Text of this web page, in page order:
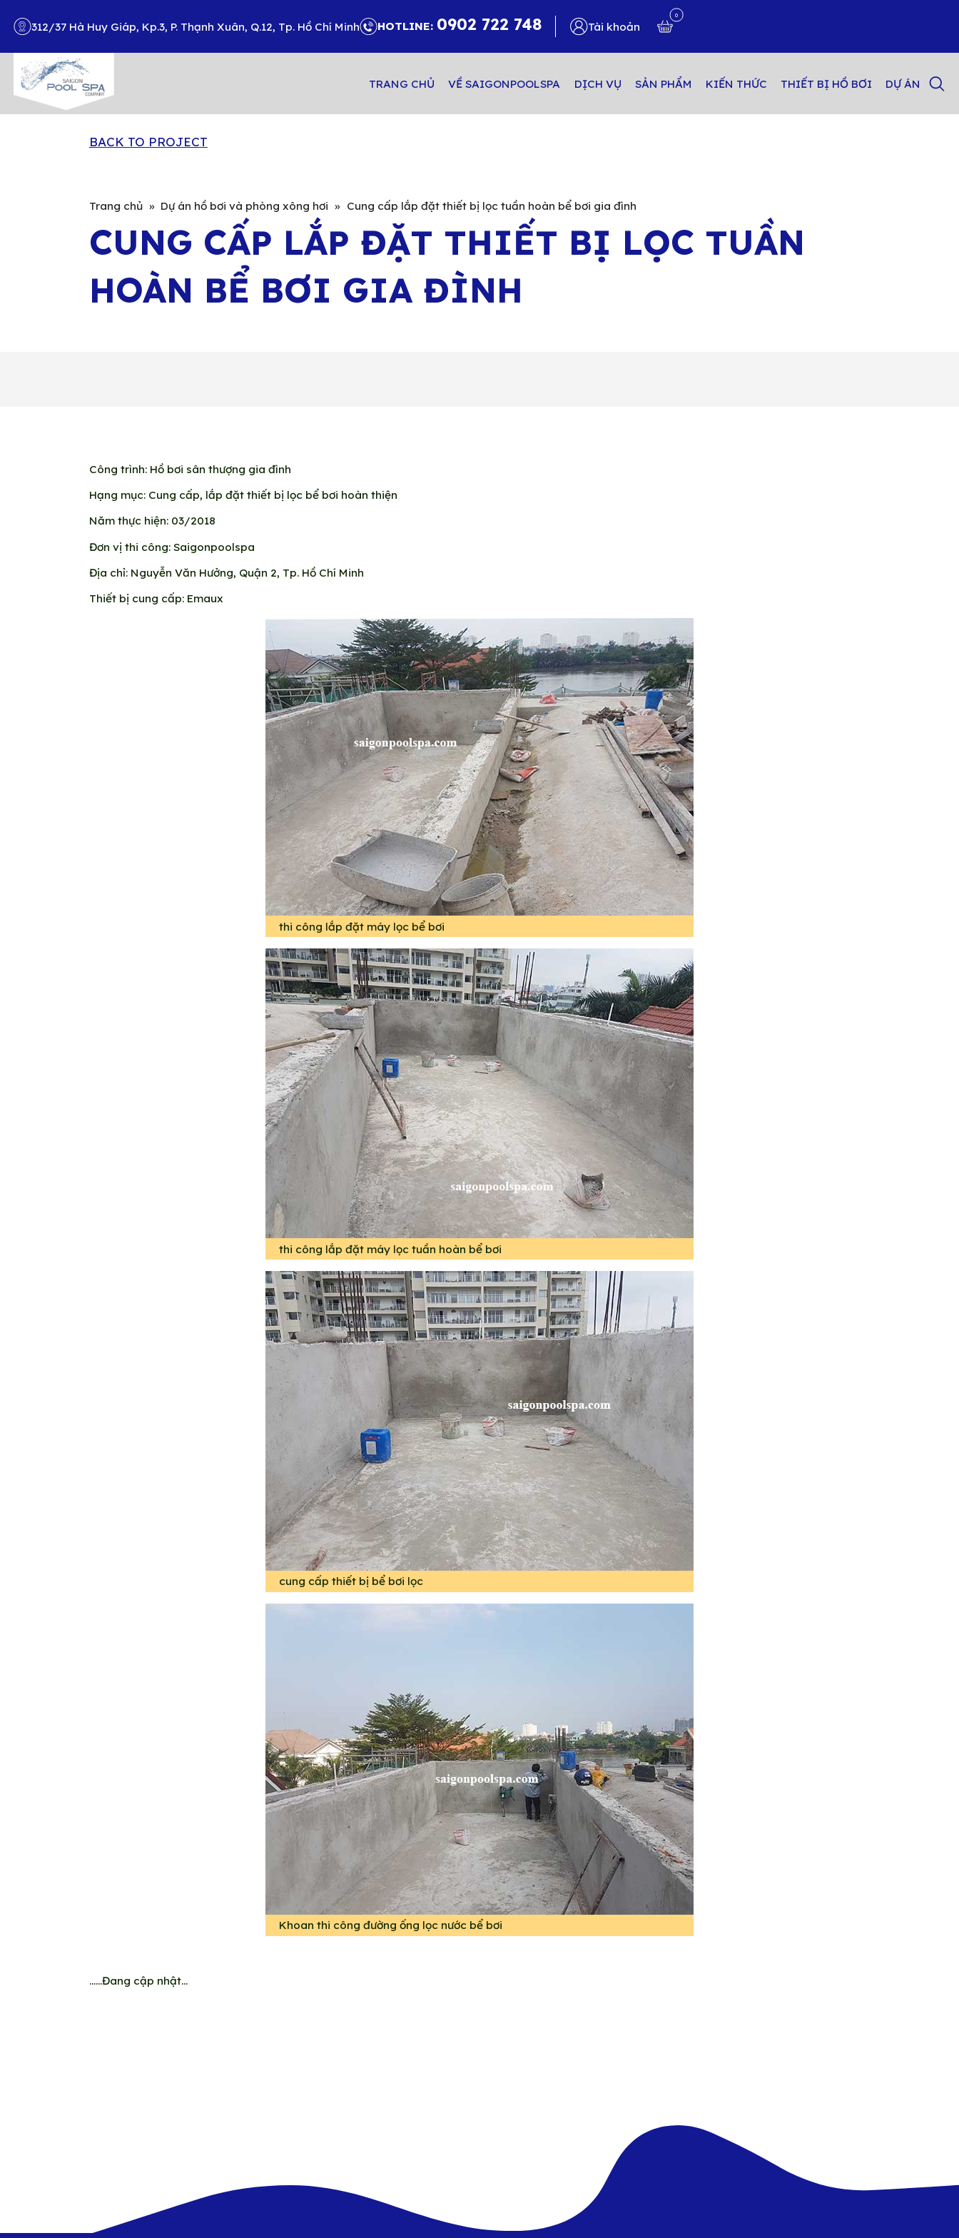
312/37 Hà Huy Giáp, Kp.3, P. Thạnh Xuân, Q.12, Tp. Hồ Chí Minh HOTLINE: 0902 722 748 Tài khoản
0
TRANG CHỦ VỀ SAIGONPOOLSPA DỊCH VỤ SẢN PHẨM KIẾN THỨC THIẾT BỊ HỒ BƠI DỰ ÁN
BACK TO PROJECT
Trang chủ » Dự án hồ bơi và phòng xông hơi » Cung cấp lắp đặt thiết bị lọc tuần hoàn bể bơi gia đình
CUNG CẤP LẮP ĐẶT THIẾT BỊ LỌC TUẦN
HOÀN BỂ BƠI GIA ĐÌNH
Công trình: Hồ bơi sân thượng gia đình
Hạng mục: Cung cấp, lắp đặt thiết bị lọc bể bơi hoàn thiện
Năm thực hiện: 03/2018
Đơn vị thi công: Saigonpoolspa
Địa chỉ: Nguyễn Văn Hưởng, Quận 2, Tp. Hồ Chí Minh
Thiết bị cung cấp: Emaux
thi công lắp đặt máy lọc bể bơi
thi công lắp đặt máy lọc tuần hoàn bể bơi
cung cấp thiết bị bể bơi lọc
Khoan thi công đường ống lọc nước bể bơi
……Đang cập nhật…